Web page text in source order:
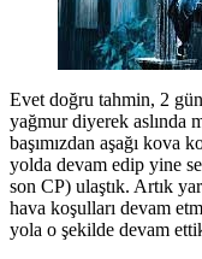
Evet doğru tahmin, 2
yağmur diyerek aslında
başımızdan aşağı kova
yolda devam edip yine
son CP) ulaştık. Artık
hava koşulları devam
yola o şekilde devam